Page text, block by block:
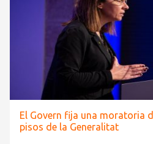
El Govern fija una moratoria
pisos de la Generalitat